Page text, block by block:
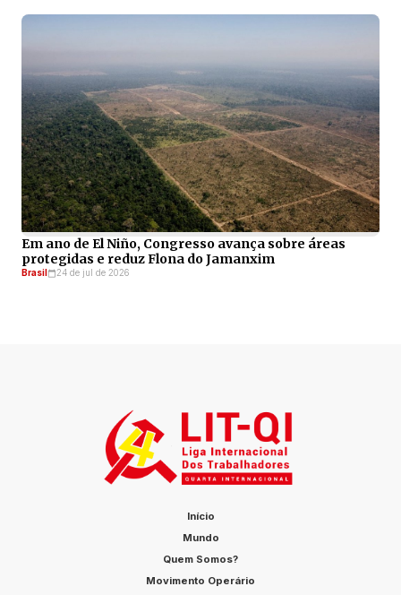
Em ano de El Niño, Congresso avança sobre áreas
protegidas e reduz Flona do Jamanxim
Brasil 24 de jul de 2026
Início
Mundo
Quem Somos?
Movimento Operário